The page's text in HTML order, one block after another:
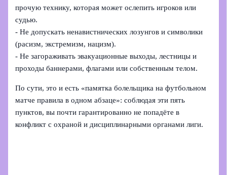
прочую технику, которая может ослепить игроков или
судью.
- Не допускать ненавистнических лозунгов и символики
(расизм, экстремизм, нацизм).
- Не загораживать эвакуационные выходы, лестницы и
проходы баннерами, флагами или собственным телом.
По сути, это и есть «памятка болельщика на футбольном
матче правила в одном абзаце»: соблюдая эти пять
пунктов, вы почти гарантированно не попадёте в
конфликт с охраной и дисциплинарными органами лиги.